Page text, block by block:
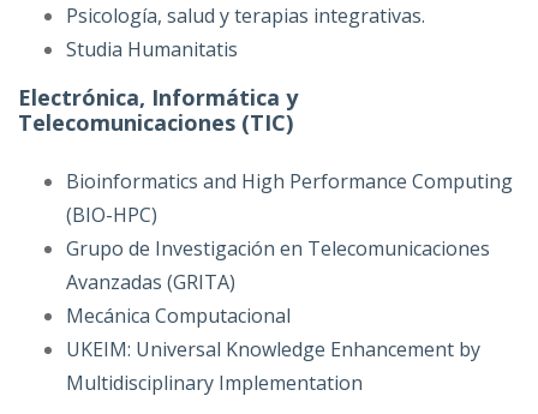
Psicología, salud y terapias integrativas.
Studia Humanitatis
Electrónica, Informática y
Telecomunicaciones (TIC)
Bioinformatics and High Performance Computing
(BIO-HPC)
Grupo de Investigación en Telecomunicaciones
Avanzadas (GRITA)
Mecánica Computacional
UKEIM: Universal Knowledge Enhancement by
Multidisciplinary Implementation